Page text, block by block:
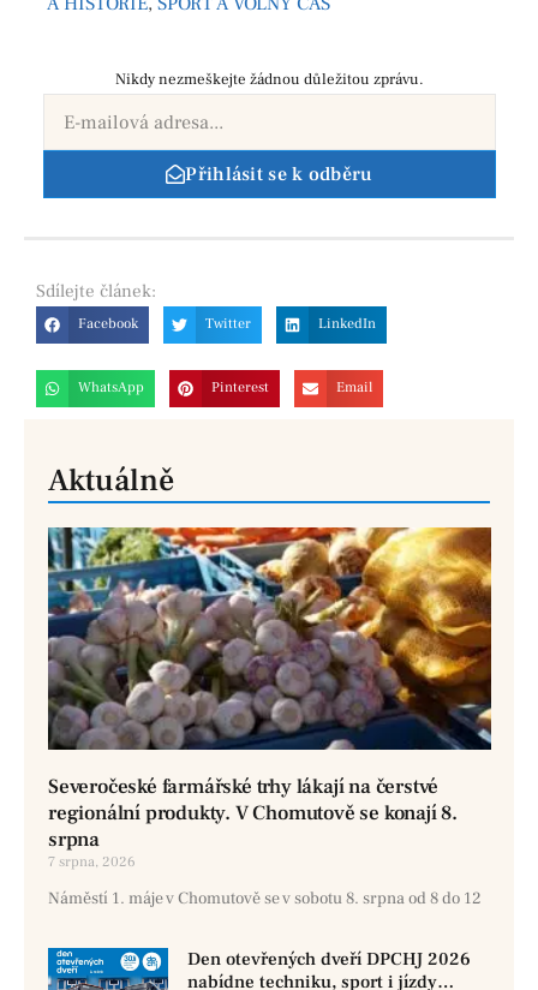
Nikdy nezmeškejte žádnou důležitou zprávu.
Přihlásit se k odběru
Sdílejte článek:
Facebook Twitter LinkedIn
WhatsApp Pinterest Email
Aktuálně
Severočeské farmářské trhy lákají na čerstvé
regionální produkty. V Chomutově se konají 8.
srpna
7 srpna, 2026
Náměstí 1. máje v Chomutově se v sobotu 8. srpna od 8 do 12
Den otevřených dveří DPCHJ 2026
nabídne techniku, sport i jízdy